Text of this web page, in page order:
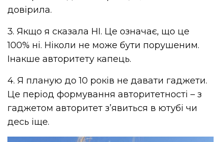
довірила.
3. Якщо я сказала НІ. Це означає, що це
100% ні. Ніколи не може бути порушеним.
Інакше авторитету капець.
4. Я планую до 10 років не давати гаджети.
Це період формування авторитетності – з
гаджетом авторитет з’явиться в ютубі чи
десь іще.